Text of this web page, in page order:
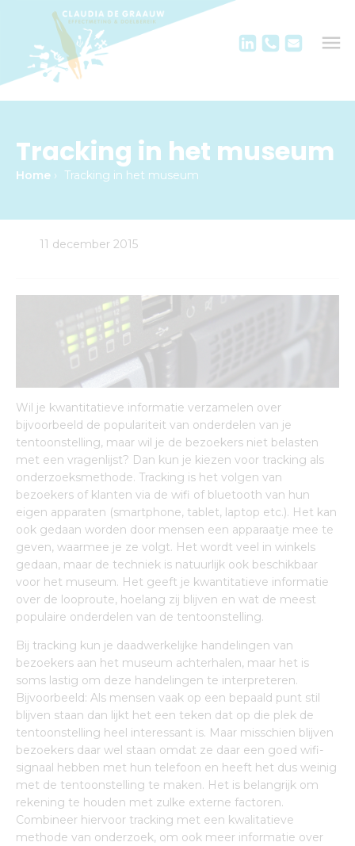
Tracking in het museum
Home › Tracking in het museum
11 december 2015
Wil je kwantitatieve informatie verzamelen over
bijvoorbeeld de populariteit van onderdelen van je
tentoonstelling, maar wil je de bezoekers niet belasten
met een vragenlijst? Dan kun je kiezen voor tracking als
onderzoeksmethode. Tracking is het volgen van
bezoekers of klanten via de wifi of bluetooth van hun
eigen apparaten (smartphone, tablet, laptop etc.). Het kan
ook gedaan worden door mensen een apparaatje mee te
geven, waarmee je ze volgt. Het wordt veel in winkels
gedaan, maar de techniek is natuurlijk ook beschikbaar
voor het museum. Het geeft je kwantitatieve informatie
over de looproute, hoelang zij blijven en wat de meest
populaire onderdelen van de tentoonstelling.
Bij tracking kun je daadwerkelijke handelingen van
bezoekers aan het museum achterhalen, maar het is
soms lastig om deze handelingen te interpreteren.
Bijvoorbeeld: Als mensen vaak op een bepaald punt stil
blijven staan dan lijkt het een teken dat op die plek de
tentoonstelling heel interessant is. Maar misschien blijven
bezoekers daar wel staan omdat ze daar een goed wifi-
signaal hebben met hun telefoon en heeft het dus weinig
met de tentoonstelling te maken. Het is belangrijk om
rekening te houden met zulke externe factoren.
Combineer hiervoor tracking met een kwalitatieve
methode van onderzoek, om ook meer informatie over